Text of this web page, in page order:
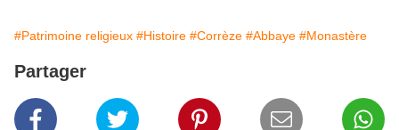
#Patrimoine religieux #Histoire #Corrèze #Abbaye #Monastère
Partager